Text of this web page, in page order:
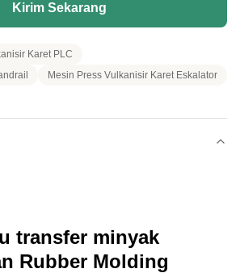
Kirim Sekarang
Karet PLC
Mesin Press Vulkanisir Karet Eskalator
transfer minyak
Rubber Molding